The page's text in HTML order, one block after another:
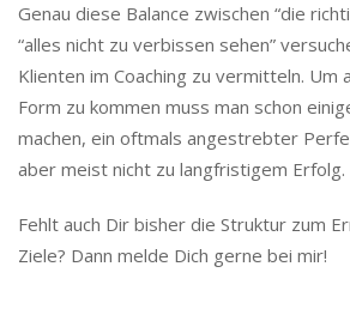
Genau diese Balance zwischen “die
“alles nicht zu verbissen sehen”
Klienten im Coaching zu vermitteln. Um
Form zu kommen muss man schon
machen, ein oftmals angestrebter
aber meist nicht zu langfristigem Erfolg.
Fehlt auch Dir bisher die Struktur zum
Ziele? Dann melde Dich gerne bei mir!